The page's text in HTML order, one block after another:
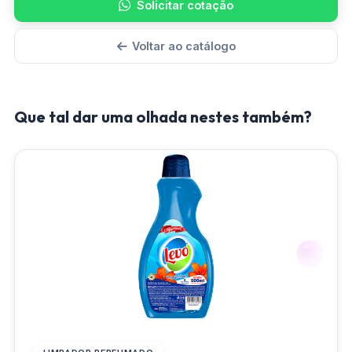
Solicitar cotação
Voltar ao catálogo
Que tal dar uma olhada nestes também?